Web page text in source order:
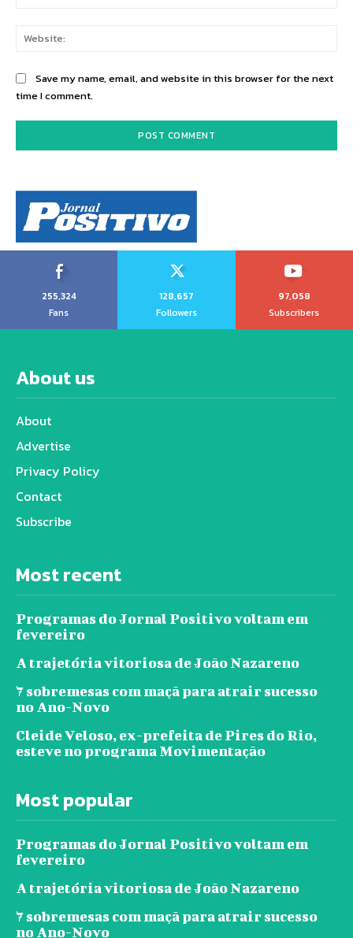
Save my name, email, and website in this browser for the next
time I comment.
255,324
Fans
128,657
Followers
97,058
Subscribers
About us
About
Advertise
Privacy Policy
Contact
Subscribe
Most recent
Programas do Jornal Positivo voltam em
fevereiro
A trajetória vitoriosa de João Nazareno
7 sobremesas com maçã para atrair sucesso
no Ano-Novo
Cleide Veloso, ex-prefeita de Pires do Rio,
esteve no programa Movimentação
Most popular
Programas do Jornal Positivo voltam em
fevereiro
A trajetória vitoriosa de João Nazareno
7 sobremesas com maçã para atrair sucesso
no Ano-Novo